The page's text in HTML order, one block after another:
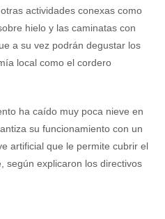
actividades conexas como
hielo y las caminatas con
a su vez podrán degustar los
local como el cordero
ha caído muy poca nieve en
su funcionamiento con un
artificial que le permite cubrir el
según explicaron los directivos